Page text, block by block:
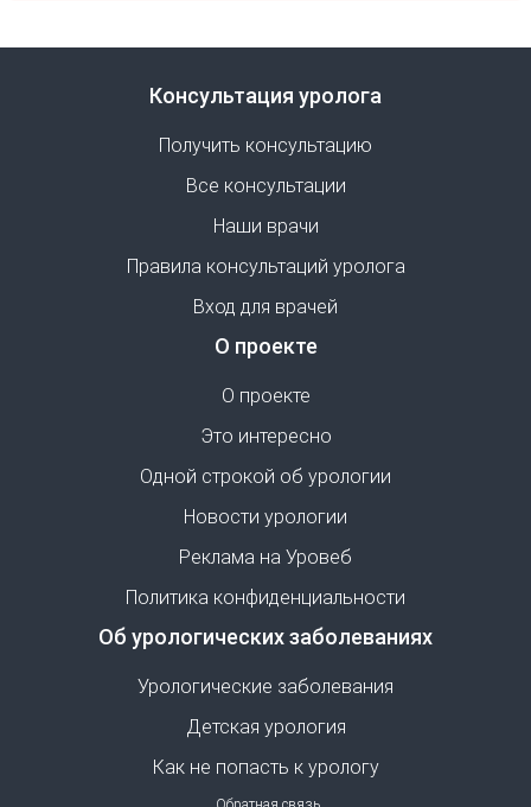
Консультация уролога
Получить консультацию
Все консультации
Наши врачи
Правила консультаций уролога
Вход для врачей
О проекте
О проекте
Это интересно
Одной строкой об урологии
Новости урологии
Реклама на Уровеб
Политика конфиденциальности
Об урологических заболеваниях
Урологические заболевания
Детская урология
Как не попасть к урологу